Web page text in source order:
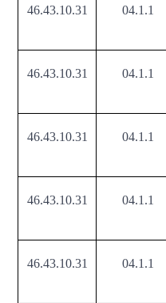
46.43.10.31 04.1.1
46.43.10.31 04.1.1
46.43.10.31 04.1.1
46.43.10.31 04.1.1
46.43.10.31 04.1.1